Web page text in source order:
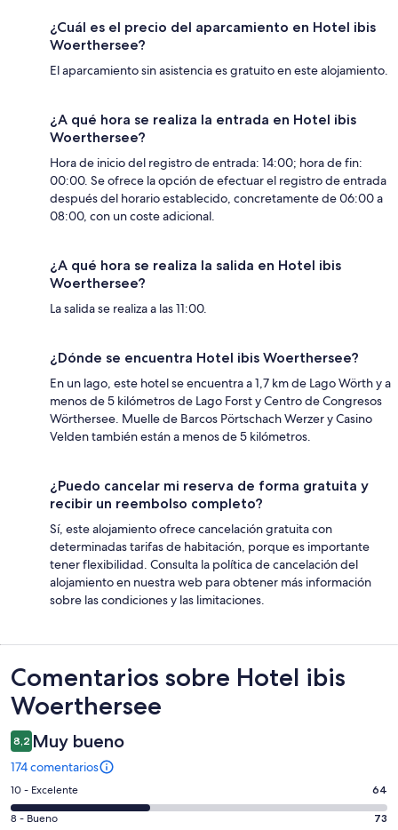
¿Cuál es el precio del aparcamiento en Hotel ibis
Woerthersee?
El aparcamiento sin asistencia es gratuito en este alojamiento.
¿A qué hora se realiza la entrada en Hotel ibis
Woerthersee?
Hora de inicio del registro de entrada: 14:00; hora de fin:
00:00. Se ofrece la opción de efectuar el registro de entrada
después del horario establecido, concretamente de 06:00 a
08:00, con un coste adicional.
¿A qué hora se realiza la salida en Hotel ibis
Woerthersee?
La salida se realiza a las 11:00.
¿Dónde se encuentra Hotel ibis Woerthersee?
En un lago, este hotel se encuentra a 1,7 km de Lago Wörth y a
menos de 5 kilómetros de Lago Forst y Centro de Congresos
Wörthersee. Muelle de Barcos Pörtschach Werzer y Casino
Velden también están a menos de 5 kilómetros.
¿Puedo cancelar mi reserva de forma gratuita y
recibir un reembolso completo?
Sí, este alojamiento ofrece cancelación gratuita con
determinadas tarifas de habitación, porque es importante
tener flexibilidad. Consulta la política de cancelación del
alojamiento en nuestra web para obtener más información
sobre las condiciones y las limitaciones.
Comentarios
Comentarios sobre Hotel ibis
Woerthersee
8,2 Muy bueno
174 comentarios
64
comentarios
10 - Excelente 64
73
8 - Bueno 73